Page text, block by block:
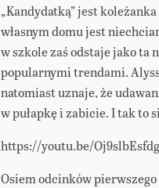
„Kandydatką” jest
własnym domu jest
w szkole zaś odstaje jako ta
popularnymi trendami.
natomiast uznaje, że
w pułapkę i zabicie. I tak to
https://youtu.be/Oj9slbEsfdg
Osiem odcinków